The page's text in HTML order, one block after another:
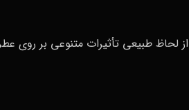
از لحاظ طبیعی تأثیرات متنوعی بر روی